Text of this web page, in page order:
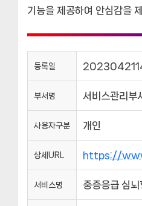
기능을 제공하여 안심감을
등록일
부서명 서비스관리부
사용자구분 개인
상세URL https://
서비스명 중증응급 심뇌